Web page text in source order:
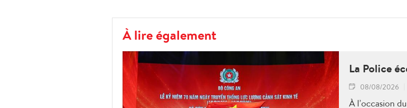
À lire également
La Police
08/08/2026
À l’occasion